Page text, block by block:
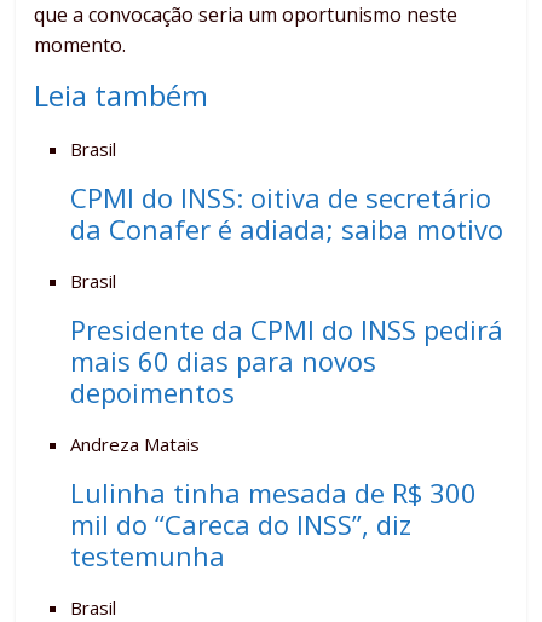
que a convocação seria um oportunismo neste
momento.
Leia também
Brasil
CPMI do INSS: oitiva de secretário
da Conafer é adiada; saiba motivo
Brasil
Presidente da CPMI do INSS pedirá
mais 60 dias para novos
depoimentos
Andreza Matais
Lulinha tinha mesada de R$ 300
mil do “Careca do INSS”, diz
testemunha
Brasil